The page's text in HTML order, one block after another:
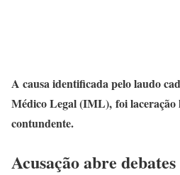
A causa identificada pelo laudo
Médico Legal (IML), foi laceração
contundente.
Acusação abre debates